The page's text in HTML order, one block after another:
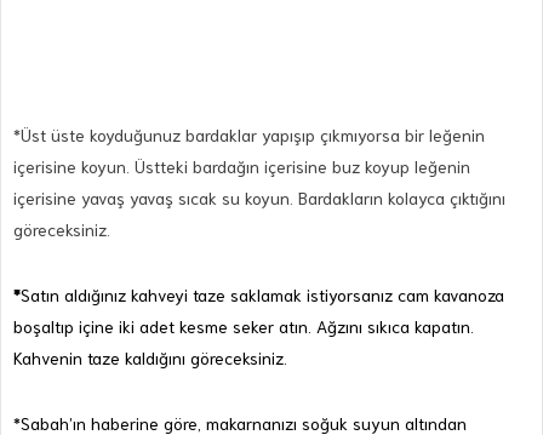
*Üst üste koyduğunuz bardaklar yapışıp çıkmıyorsa bir leğenin
içerisine koyun. Üstteki bardağın içerisine buz koyup leğenin
içerisine yavaş yavaş sıcak su koyun. Bardakların kolayca çıktığını
göreceksiniz.
*Satın aldığınız kahveyi taze saklamak istiyorsanız cam kavanoza
boşaltıp içine iki adet kesme seker atın. Ağzını sıkıca kapatın.
Kahvenin taze kaldığını göreceksiniz.
*Sabah’ın haberine göre, makarnanızı soğuk suyun altından